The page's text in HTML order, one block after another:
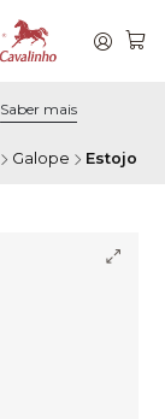
Saber mais
Galope Estojo